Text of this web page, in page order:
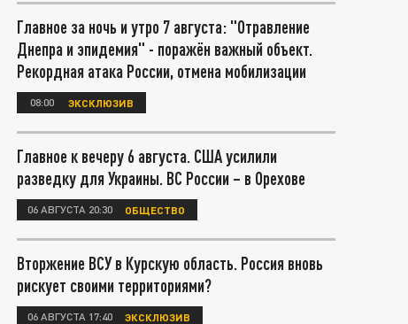
Главное за ночь и утро 7 августа: "Отравление
Днепра и эпидемия" - поражён важный объект.
Рекордная атака России, отмена мобилизации
08:00 ЭКСКЛЮЗИВ
Главное к вечеру 6 августа. США усилили
разведку для Украины. ВС России – в Орехове
06 АВГУСТА 20:30 ОБЩЕСТВО
Вторжение ВСУ в Курскую область. Россия вновь
рискует своими территориями?
06 АВГУСТА 17:40 ЭКСКЛЮЗИВ